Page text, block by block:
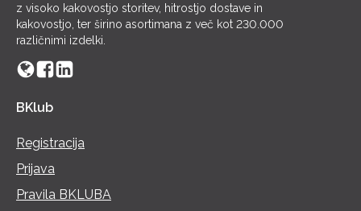
z visoko kakovostjo storitev, hitrostjo dostave in
kakovostjo, ter širino asortimana z več kot 230.000
različnimi izdelki.
BKlub
Registracija
Prijava
Pravila BKLUBA